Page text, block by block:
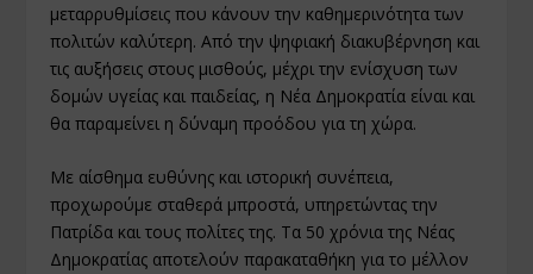
μεταρρυθμίσεις που κάνουν την καθημερινότητα των
πολιτών καλύτερη. Από την ψηφιακή διακυβέρνηση και
τις αυξήσεις στους μισθούς, μέχρι την ενίσχυση των
δομών υγείας και παιδείας, η Νέα Δημοκρατία είναι και
θα παραμείνει η δύναμη προόδου για τη χώρα.
Με αίσθημα ευθύνης και ιστορική συνέπεια,
προχωρούμε σταθερά μπροστά, υπηρετώντας την
Πατρίδα και τους πολίτες της. Τα 50 χρόνια της Νέας
Δημοκρατίας αποτελούν παρακαταθήκη για το μέλλον